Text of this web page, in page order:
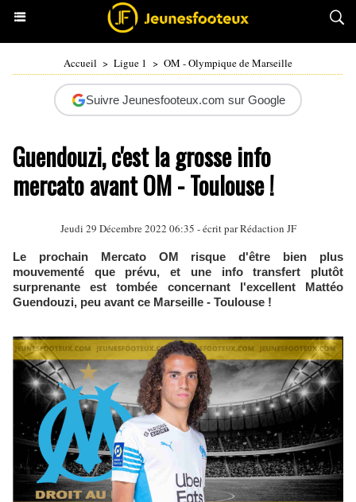
Accueil > Ligue 1 > OM - Olympique de Marseille
Suivre Jeunesfooteux.com sur Google
Guendouzi, c'est la grosse info
mercato avant OM - Toulouse !
Jeudi 29 Décembre 2022 06:35 - écrit par Rédaction JF
Le prochain Mercato OM risque d'être bien plus
mouvementé que prévu, et une info transfert plutôt
surprenante est tombée concernant l'excellent Mattéo
Guendouzi, peu avant ce Marseille - Toulouse !